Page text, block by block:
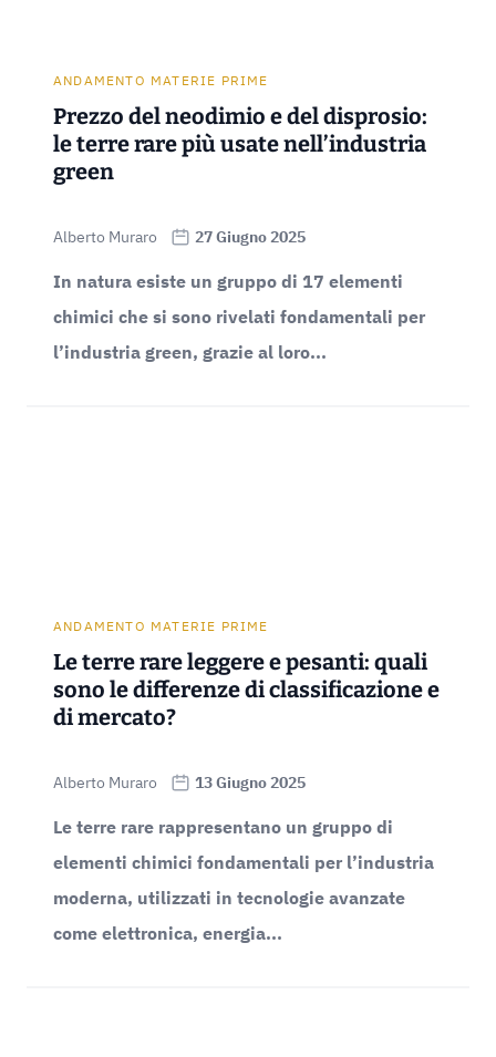
ANDAMENTO MATERIE PRIME
Prezzo del neodimio e del disprosio:
le terre rare più usate nell’industria
green
Alberto Muraro 27 Giugno 2025
In natura esiste un gruppo di 17 elementi
chimici che si sono rivelati fondamentali per
l’industria green, grazie al loro...
ANDAMENTO MATERIE PRIME
Le terre rare leggere e pesanti​: quali
sono le differenze di classificazione e
di mercato?
Alberto Muraro 13 Giugno 2025
Le terre rare rappresentano un gruppo di
elementi chimici fondamentali per l’industria
moderna, utilizzati in tecnologie avanzate
come elettronica, energia...